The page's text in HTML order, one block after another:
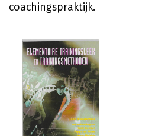
coachingspraktijk.